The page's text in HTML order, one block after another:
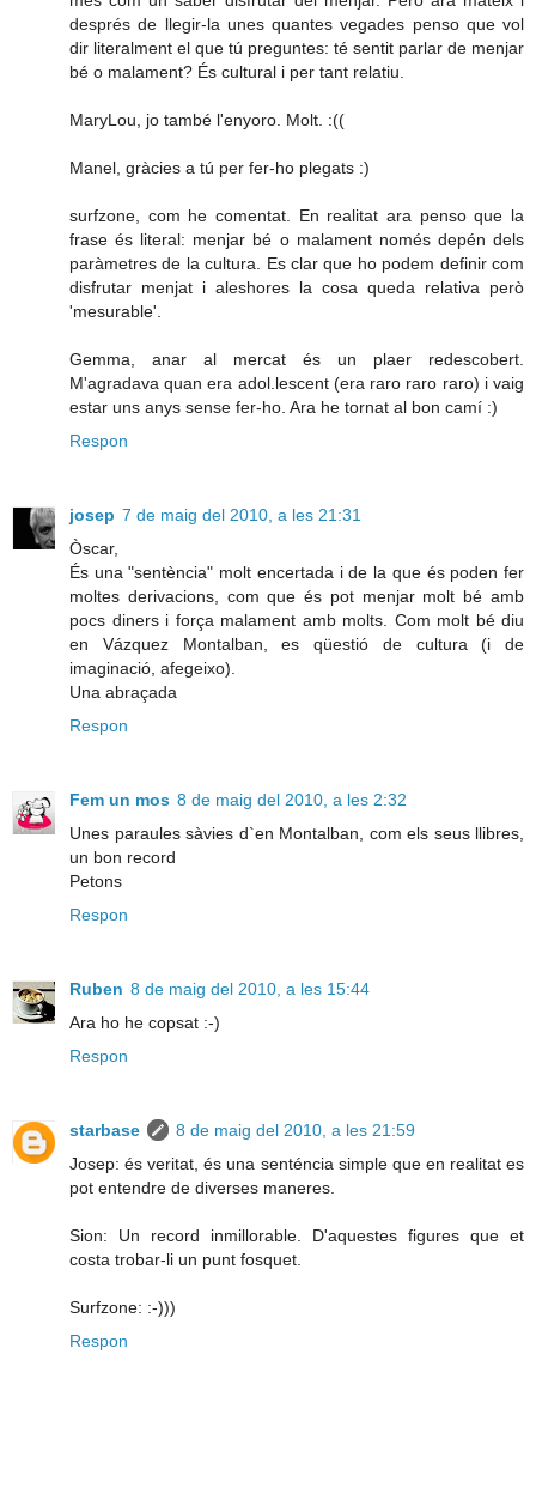
després de llegir-la unes quantes vegades penso que vol
dir literalment el que tú preguntes: té sentit parlar de menjar
bé o malament? És cultural i per tant relatiu.
MaryLou, jo també l'enyoro. Molt. :((
Manel, gràcies a tú per fer-ho plegats :)
surfzone, com he comentat. En realitat ara penso que la
frase és literal: menjar bé o malament només depén dels
paràmetres de la cultura. Es clar que ho podem definir com
disfrutar menjat i aleshores la cosa queda relativa però
'mesurable'.
Gemma, anar al mercat és un plaer redescobert.
M'agradava quan era adol.lescent (era raro raro raro) i vaig
estar uns anys sense fer-ho. Ara he tornat al bon camí :)
Respon
josep 7 de maig del 2010, a les 21:31
Òscar,
És una "sentència" molt encertada i de la que és poden fer
moltes derivacions, com que és pot menjar molt bé amb
pocs diners i força malament amb molts. Com molt bé diu
en Vázquez Montalban, es qüestió de cultura (i de
imaginació, afegeixo).
Una abraçada
Respon
Fem un mos 8 de maig del 2010, a les 2:32
Unes paraules sàvies d`en Montalban, com els seus llibres,
un bon record
Petons
Respon
Ruben 8 de maig del 2010, a les 15:44
Ara ho he copsat :-)
Respon
starbase
8 de maig del 2010, a les 21:59
Josep: és veritat, és una senténcia simple que en realitat es
pot entendre de diverses maneres.
Sion: Un record inmillorable. D'aquestes figures que et
costa trobar-li un punt fosquet.
Surfzone: :-)))
Respon